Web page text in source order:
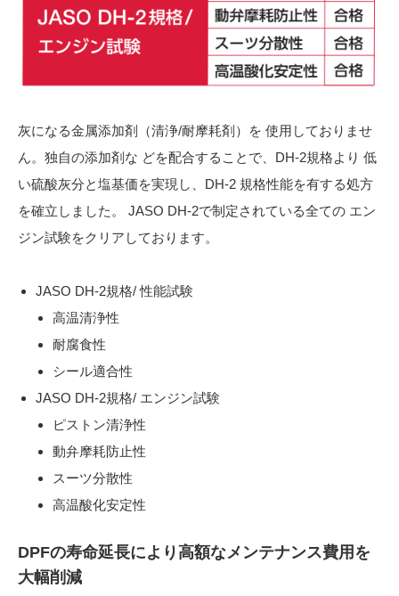
灰になる金属添加剤（清浄/耐摩耗剤）を 使用しておりませ
ん。独自の添加剤な どを配合することで、DH-2規格より 低
い硫酸灰分と塩基価を実現し、DH-2 規格性能を有する処方
を確立しました。 JASO DH-2で制定されている全ての エン
ジン試験をクリアしております。
JASO DH-2規格/ 性能試験
高温清浄性
耐腐食性
シール適合性
JASO DH-2規格/ エンジン試験
ピストン清浄性
動弁摩耗防止性
スーツ分散性
高温酸化安定性
DPFの寿命延長により高額なメンテナンス費用を
大幅削減